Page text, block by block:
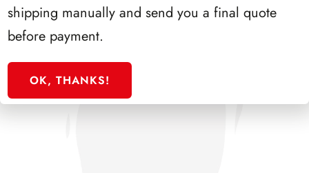
shipping manually and send you a final quote
before payment.
OK, THANKS!